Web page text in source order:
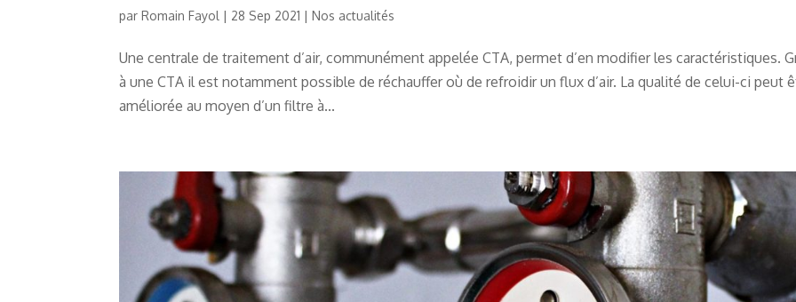
parRomain Fayol | 28 Sep 2021 |Nos actualités
Une centrale de traitement d’air, communément appelée CTA, permet d’en modifier les caractéristiques.
à une CTA il est notamment possible de réchauffer où de refroidir un flux d’air. La qualité de celui-ci peut
améliorée au moyen d’un filtre à...